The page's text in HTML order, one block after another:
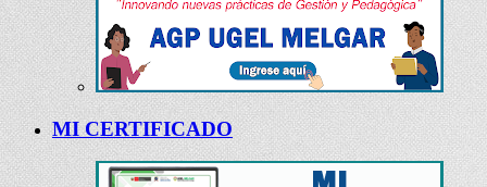
MI CERTIFICADO